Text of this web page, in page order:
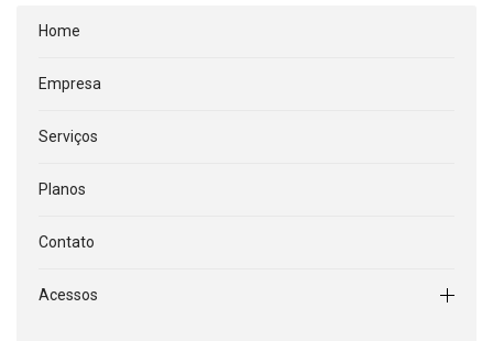
Home
Empresa
Serviços
Planos
Contato
Acessos